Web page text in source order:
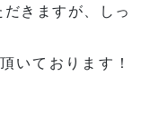
きますが、しっ
いております！